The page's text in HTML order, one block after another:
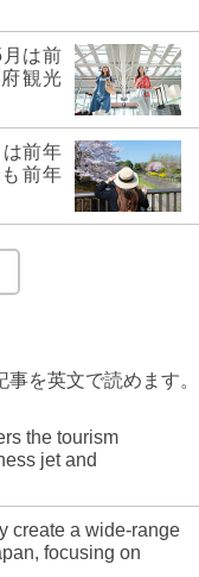
は前
観光
前年
前年
を英文で読めます。
the tourism
jet and
create a wide-range
focusing on